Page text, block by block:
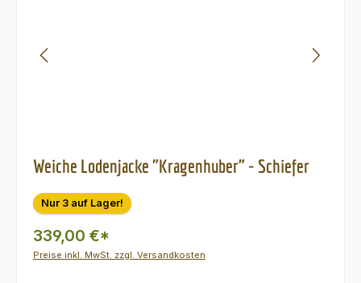
Weiche Lodenjacke "Kragenhuber" - Schiefer
Nur 3 auf Lager!
339,00 €*
Preise inkl. MwSt. zzgl. Versandkosten